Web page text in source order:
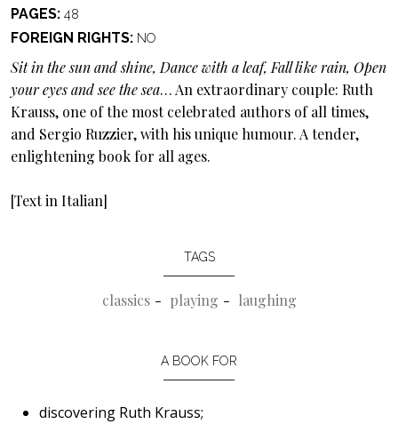
PAGES 48
FOREIGN RIGHTS NO
Sit in the sun and shine, Dance with a leaf, Fall like rain, Open
your eyes and see the sea… An extraordinary couple: Ruth
Krauss, one of the most celebrated authors of all times,
and Sergio Ruzzier, with his unique humour. A tender,
enlightening book for all ages.
[Text in Italian]
TAGS
classics playing laughing
A BOOK FOR
discovering Ruth Krauss;